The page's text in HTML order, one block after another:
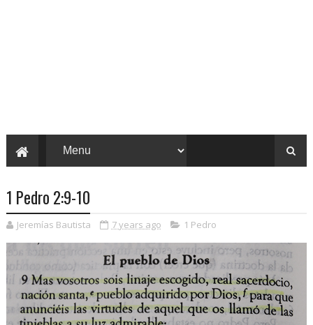
1 Pedro 2:9-10
Jeremías Bautista 7 years ago 1 Pedro